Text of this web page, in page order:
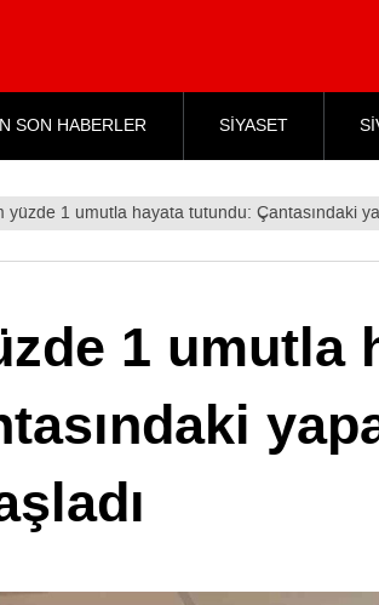
SON HABERLER SİYASET
yüzde 1 umutla hayata tutundu: Çantasındaki
1 umutla